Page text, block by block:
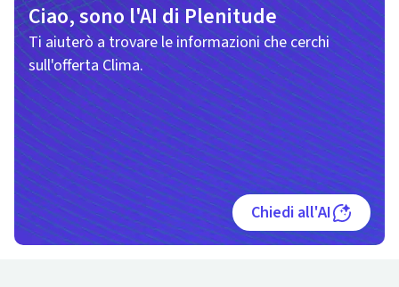
Ciao, sono l'AI di Plenitude
Ti aiuterò a trovare le informazioni che cerchi
sull'offerta Clima.
Chiedi all'AI